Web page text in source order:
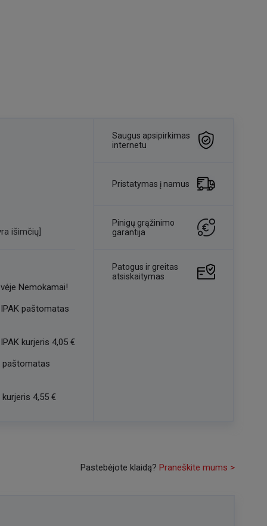
išimčių]
Nemokamai!
paštomatas
kurjeris 4,05 €
paštomatas
kurjeris 4,55 €
Saugus apsipirkimas
internetu
Pristatymas į namus
Pinigų grąžinimo
garantija
Patogus ir greitas
atsiskaitymas
Pastebėjote klaidą? Praneškite mums >